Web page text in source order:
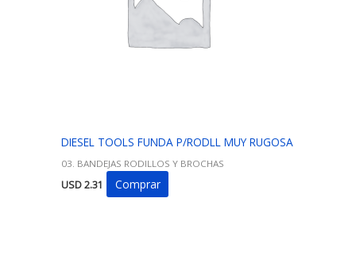
DIESEL TOOLS FUNDA P/RODLL MUY RUGOSA
03. BANDEJAS RODILLOS Y BROCHAS
USD2.31 Comprar